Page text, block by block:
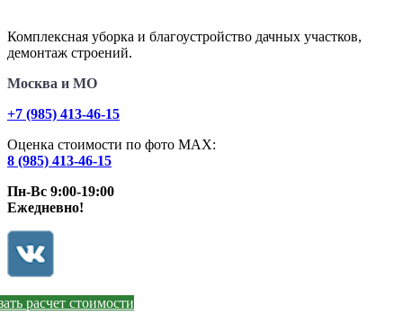
Комплексная уборка и благоустройство дачных участков,
демонтаж строений.
Москва и МО
+7 (985) 413-46-15
Оценка стоимости по фото МАХ:
8 (985) 413-46-15
Пн-Вс 9:00-19:00
Ежедневно!
расчет стоимости